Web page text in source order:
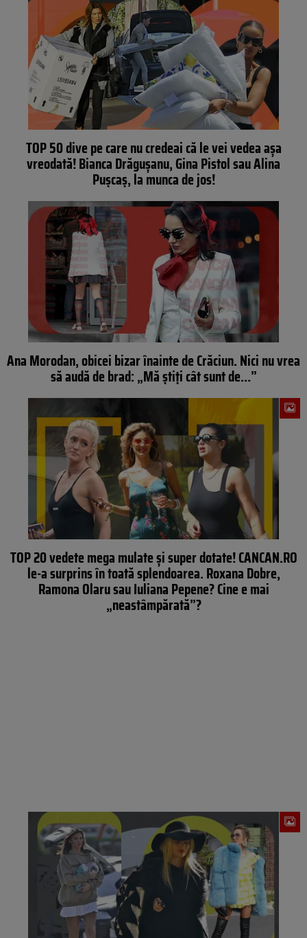
TOP 50 dive pe care nu credeai că le vei vedea aşa
vreodată! Bianca Drăguşanu, Gina Pistol sau Alina
Puşcaş, la munca de jos!
Ana Morodan, obicei bizar înainte de Crăciun. Nici nu vrea
să audă de brad: „Mă știți cât sunt de…”
TOP 20 vedete mega mulate şi super dotate! CANCAN.RO
le-a surprins în toată splendoarea. Roxana Dobre,
Ramona Olaru sau Iuliana Pepene? Cine e mai
„neastâmpărată”?